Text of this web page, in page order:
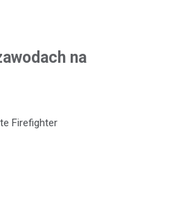
na
Firefighter